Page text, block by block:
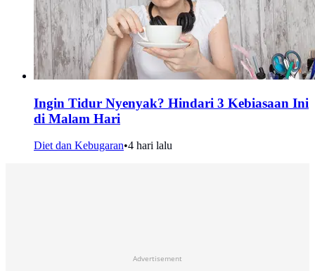
Ingin Tidur Nyenyak? Hindari 3 Kebiasaan Ini
di Malam Hari
Diet dan Kebugaran•4 hari lalu
Advertisement